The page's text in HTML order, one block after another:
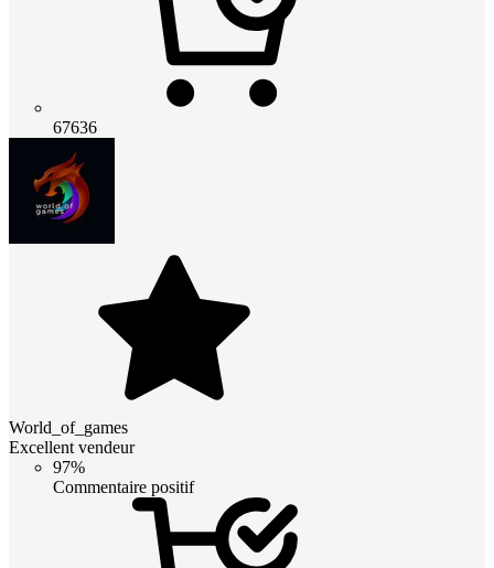
67636
World_of_games
Excellent vendeur
97%
Commentaire positif